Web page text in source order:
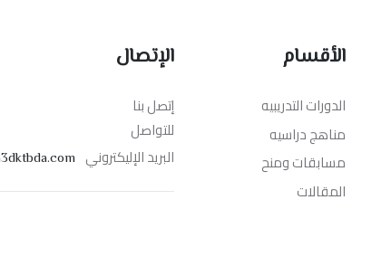
الأقسام
الدورات التدريبيه
مناهج دراسيه
مسابقات ومنح
المقالات
الإتصال
إتصل بنا
للتواصل
البريد الإليكتروني